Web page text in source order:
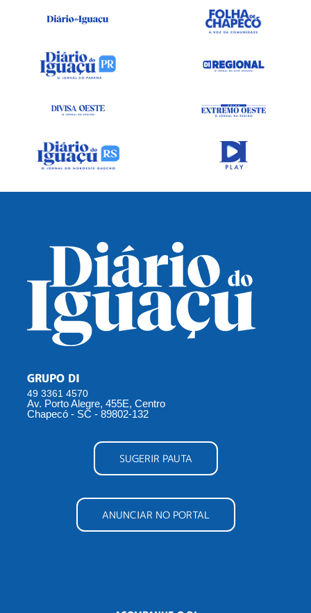
GRUPO DI
49 3361 4570
Av. Porto Alegre, 455E, Centro
Chapecó - SC - 89802-132
SUGERIR PAUTA
ANUNCIAR NO PORTAL